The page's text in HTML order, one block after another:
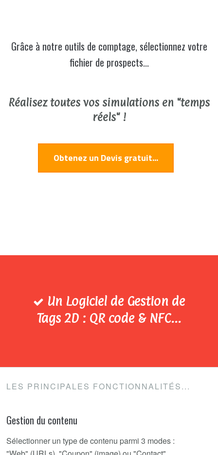
Grâce à notre outils de comptage, sélectionnez votre
fichier de prospects...
Réalisez toutes vos simulations en "temps
réels" !
Obtenez un Devis gratuit...
Un Logiciel de Gestion de
Tags 2D : QR code & NFC...
LES PRINCIPALES FONCTIONNALITÉS...
Gestion du contenu
Sélectionner un type de contenu parmi 3 modes :